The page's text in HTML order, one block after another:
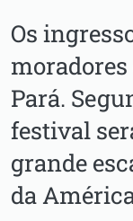
Os
moradores
Pará.
festival
grande
da